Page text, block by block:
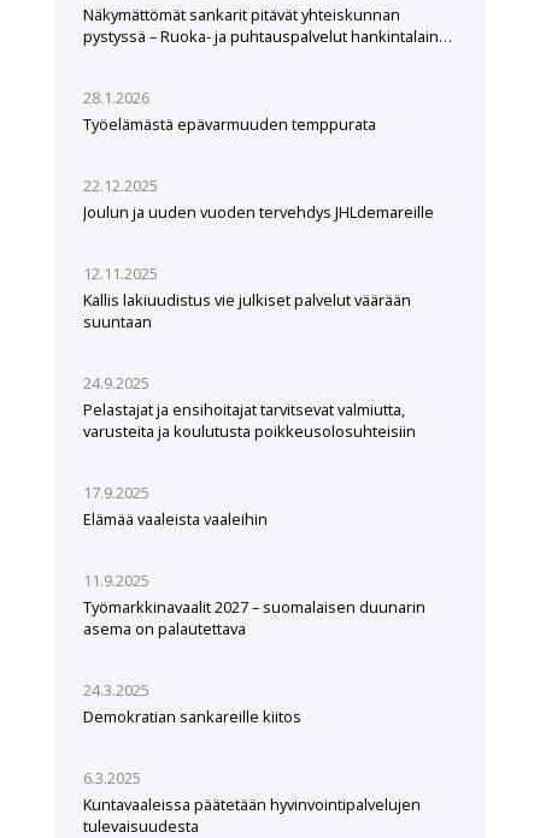
Näkymättömät sankarit pitävät yhteiskunnan
pystyssä – Ruoka- ja puhtauspalvelut hankintalain
28.1.2026
Työelämästä epävarmuuden temppurata
22.12.2025
Joulun ja uuden vuoden tervehdys JHLdemareille
12.11.2025
Kallis lakiuudistus vie julkiset palvelut väärään
suuntaan
24.9.2025
Pelastajat ja ensihoitajat tarvitsevat valmiutta,
varusteita ja koulutusta poikkeusolosuhteisiin
17.9.2025
Elämää vaaleista vaaleihin
11.9.2025
Työmarkkinavaalit 2027 – suomalaisen duunarin
asema on palautettava
24.3.2025
Demokratian sankareille kiitos
6.3.2025
Kuntavaaleissa päätetään hyvinvointipalvelujen
tulevaisuudesta